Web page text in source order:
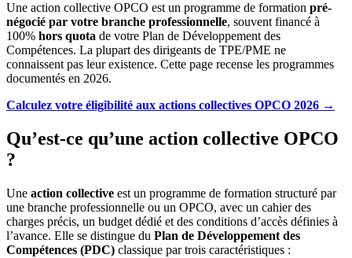
Une action collective OPCO est un programme de formation pré-
négocié par votre branche professionnelle, souvent financé à
100% hors quota de votre Plan de Développement des
Compétences. La plupart des dirigeants de TPE/PME ne
connaissent pas leur existence. Cette page recense les programmes
documentés en 2026.
Calculez votre éligibilité aux actions collectives OPCO 2026 →
Qu’est-ce qu’une action collective OPCO
?
Une action collective est un programme de formation structuré par
une branche professionnelle ou un OPCO, avec un cahier des
charges précis, un budget dédié et des conditions d’accès définies à
l’avance. Elle se distingue du Plan de Développement des
Compétences (PDC) classique par trois caractéristiques :